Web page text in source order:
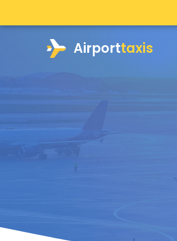
Airporttaxis